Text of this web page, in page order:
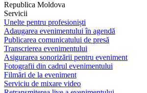
Republica Moldova
Servicii
Unelte pentru profesioniști
Adaugarea evenimentului în agendă
Publicarea comunicatului de presă
Transcrierea evenimentului
Asigurarea sonorizării pentru eveniment
Fotografii din cadrul evenimentului
Filmări de la eveniment
Serviciu de mixare video